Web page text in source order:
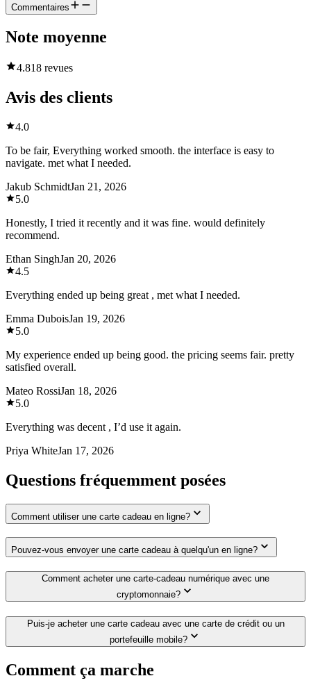
Commentaires
Note moyenne
4.818 revues
Avis des clients
4.0
To be fair, Everything worked smooth. the interface is easy to
navigate. met what I needed.
Jakub SchmidtJan 21, 2026
5.0
Honestly, I tried it recently and it was fine. would definitely
recommend.
Ethan SinghJan 20, 2026
4.5
Everything ended up being great , met what I needed.
Emma DuboisJan 19, 2026
5.0
My experience ended up being good. the pricing seems fair. pretty
satisfied overall.
Mateo RossiJan 18, 2026
5.0
Everything was decent , I’d use it again.
Priya WhiteJan 17, 2026
Questions fréquemment posées
Comment utiliser une carte cadeau en ligne?
Pouvez-vous envoyer une carte cadeau à quelqu'un en ligne?
Comment acheter une carte-cadeau numérique avec une
cryptomonnaie?
Puis-je acheter une carte cadeau avec une carte de crédit ou un
portefeuille mobile?
Comment ça marche